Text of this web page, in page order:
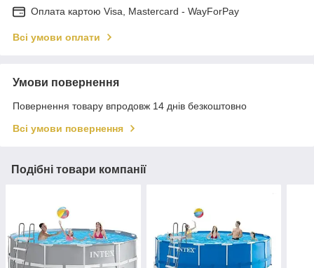
Оплата картою Visa, Mastercard - WayForPay
Всі умови оплати
Умови повернення
Повернення товару впродовж 14 днів безкоштовно
Всі умови повернення
Подібні товари компанії